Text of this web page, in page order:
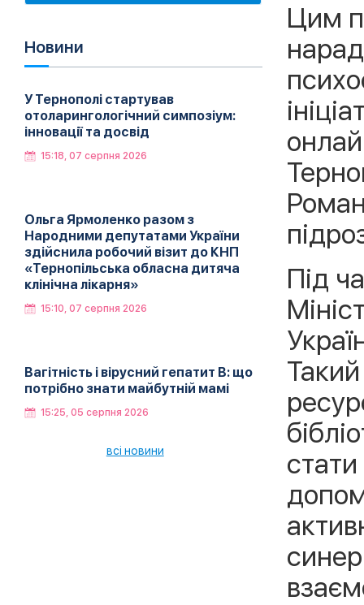
Новини
У Тернополі стартував
отоларингологічний симпозіум:
інновації та досвід
15:18, 07 серпня 2026
Ольга Ярмоленко разом з
Народними депутатами України
здійснила робочий візит до КНП
«Тернопільська обласна дитяча
клінічна лікарня»
15:10, 07 серпня 2026
Вагітність і вірусний гепатит В: що
потрібно знати майбутній мамі
15:25, 05 серпня 2026
всі новини
Цим
Під
Такий